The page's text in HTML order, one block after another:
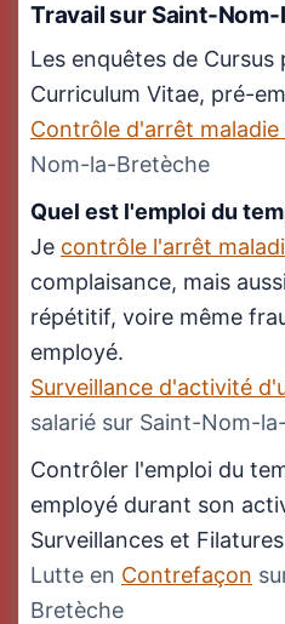
Travailsur Saint-
Les enquêtes de Cursus
Curriculum Vitae, pré-
Contrôle d'arrêt maladie
Nom-la-Bretèche
Quel est l'emploi du
Je contrôle l'arrêt
complaisance, mais
répétitif, voire même
employé.
Surveillance d'activité
salarié sur Saint-Nom-
Contrôler l'emploi du
employé durant son
Surveillances et
Lutte en Contrefaçon
Bretèche